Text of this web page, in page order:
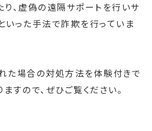
、虚偽の遠隔サポートを行いサ
いった手法で詐欺を行っていま
た場合の対処方法を体験付きで
すので、ぜひご覧ください。